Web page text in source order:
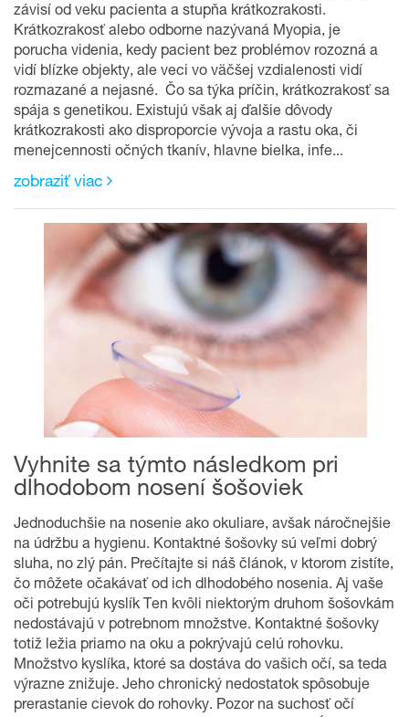
závisí od veku pacienta a stupňa krátkozrakosti.
Krátkozrakosť alebo odborne nazývaná Myopia, je
porucha videnia, kedy pacient bez problémov rozozná a
vidí blízke objekty, ale veci vo väčšej vzdialenosti vidí
rozmazané a nejasné. Čo sa týka príčin, krátkozrakosť sa
spája s genetikou. Existujú však aj ďalšie dôvody
krátkozrakosti ako disproporcie vývoja a rastu oka, či
menejcennosti očných tkanív, hlavne bielka, infe...
zobraziť viac
Vyhnite sa týmto následkom pri
dlhodobom nosení šošoviek
Jednoduchšie na nosenie ako okuliare, avšak náročnejšie
na údržbu a hygienu. Kontaktné šošovky sú veľmi dobrý
sluha, no zlý pán. Prečítajte si náš článok, v ktorom zistíte,
čo môžete očakávať od ich dlhodobého nosenia. Aj vaše
oči potrebujú kyslík Ten kvôli niektorým druhom šošovkám
nedostávajú v potrebnom množstve. Kontaktné šošovky
totiž ležia priamo na oku a pokrývajú celú rohovku.
Množstvo kyslíka, ktoré sa dostáva do vašich očí, sa teda
výrazne znižuje. Jeho chronický nedostatok spôsobuje
prerastanie cievok do rohovky. Pozor na suchosť očí